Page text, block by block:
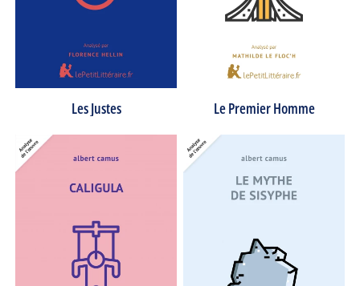
Les Justes Le Premier Homme